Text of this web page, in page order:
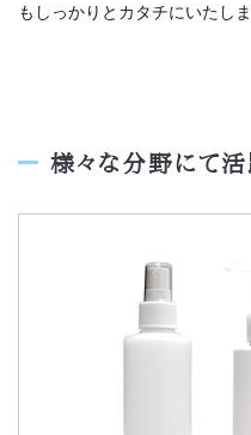
もしっかりとカタチにいたしま
様々な分野にて